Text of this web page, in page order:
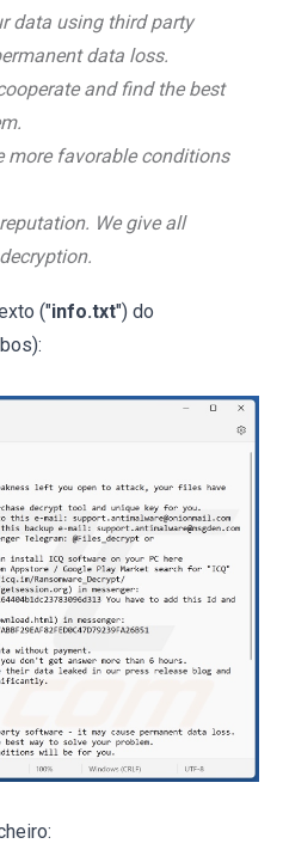
data using third party
data loss.
and find the best
more favorable conditions
We give all
("info.txt") do